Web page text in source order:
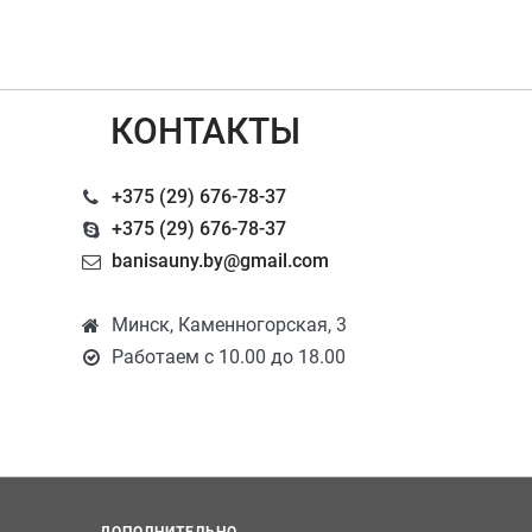
КОНТАКТЫ
+375 (29) 676-78-37
+375 (29) 676-78-37
banisauny.by@gmail.com
Минск, Каменногорская, 3
Работаем с 10.00 до 18.00